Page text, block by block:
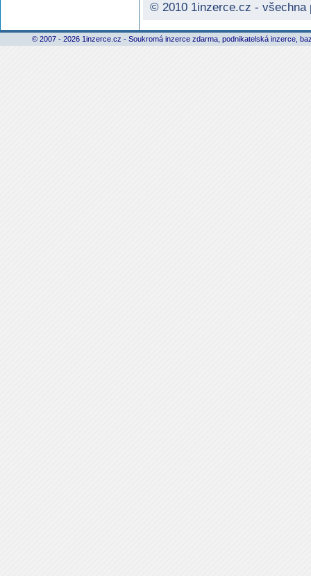
© 2010 1inzerce.cz - všechna
© 2007 - 2026 1inzerce.cz - Soukromá inzerce zdarma, podnikatelská inzerce,